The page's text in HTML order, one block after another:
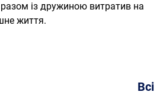
разом із дружиною витратив на
життя.
Всі